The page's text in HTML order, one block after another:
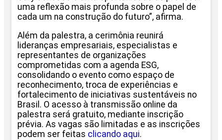
uma reflexão mais profunda sobre o papel de
cada um na construção do futuro”, afirma.
Além da palestra, a cerimônia reunirá
lideranças empresariais, especialistas e
representantes de organizações
comprometidas com a agenda ESG,
consolidando o evento como espaço de
reconhecimento, troca de experiências e
fortalecimento de iniciativas sustentáveis no
Brasil. O acesso à transmissão online da
palestra será gratuito, mediante inscrição
prévia. As vagas são limitadas e as inscrições
podem ser feitas clicando aqui.